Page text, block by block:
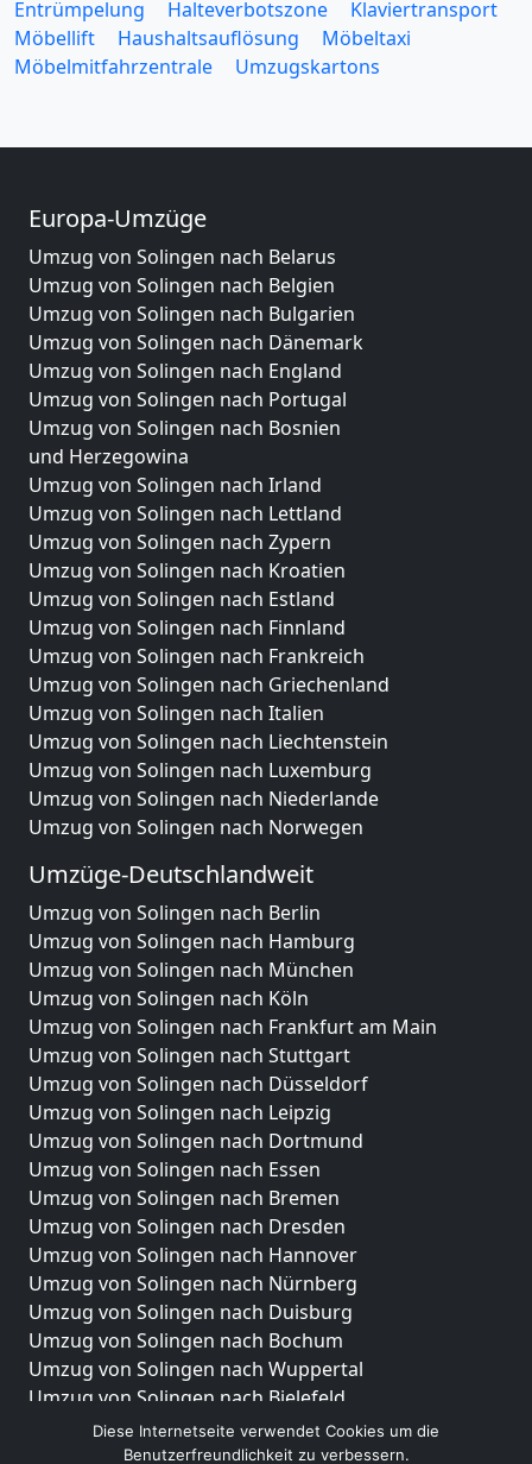
Entrümpelung
Halteverbotszone
Klaviertransport
Möbellift
Haushaltsauflösung
Möbeltaxi
Möbelmitfahrzentrale
Umzugskartons
Europa-Umzüge
Umzug von Solingen nach Belarus
Umzug von Solingen nach Belgien
Umzug von Solingen nach Bulgarien
Umzug von Solingen nach Dänemark
Umzug von Solingen nach England
Umzug von Solingen nach Portugal
Umzug von Solingen nach Bosnien
und Herzegowina
Umzug von Solingen nach Irland
Umzug von Solingen nach Lettland
Umzug von Solingen nach Zypern
Umzug von Solingen nach Kroatien
Umzug von Solingen nach Estland
Umzug von Solingen nach Finnland
Umzug von Solingen nach Frankreich
Umzug von Solingen nach Griechenland
Umzug von Solingen nach Italien
Umzug von Solingen nach Liechtenstein
Umzug von Solingen nach Luxemburg
Umzug von Solingen nach Niederlande
Umzug von Solingen nach Norwegen
Umzüge-Deutschlandweit
Umzug von Solingen nach Berlin
Umzug von Solingen nach Hamburg
Umzug von Solingen nach München
Umzug von Solingen nach Köln
Umzug von Solingen nach Frankfurt am Main
Umzug von Solingen nach Stuttgart
Umzug von Solingen nach Düsseldorf
Umzug von Solingen nach Leipzig
Umzug von Solingen nach Dortmund
Umzug von Solingen nach Essen
Umzug von Solingen nach Bremen
Umzug von Solingen nach Dresden
Umzug von Solingen nach Hannover
Umzug von Solingen nach Nürnberg
Umzug von Solingen nach Duisburg
Umzug von Solingen nach Bochum
Umzug von Solingen nach Wuppertal
Umzug von Solingen nach Bielefeld
Umzug von Solingen nach Bonn
Umzug von Solingen nach Münster
Diese Internetseite verwendet Cookies um die
Benutzerfreundlichkeit zu verbessern.